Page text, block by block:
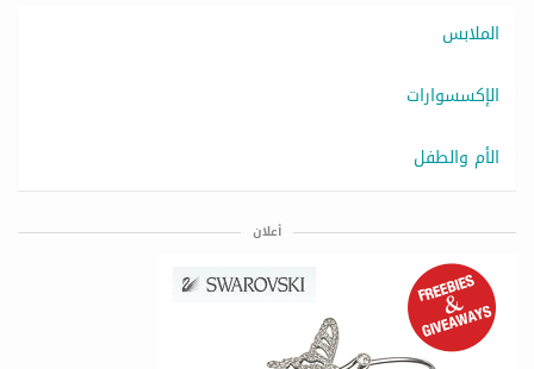
الملابس
الإكسسوارات
الأم والطفل
أعلان